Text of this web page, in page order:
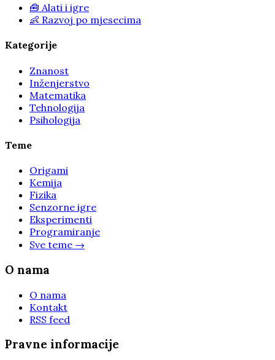
🧰 Alati i igre
👶 Razvoj po mjesecima
Kategorije
Znanost
Inženjerstvo
Matematika
Tehnologija
Psihologija
Teme
Origami
Kemija
Fizika
Senzorne igre
Eksperimenti
Programiranje
Sve teme →
O nama
O nama
Kontakt
RSS feed
Pravne informacije